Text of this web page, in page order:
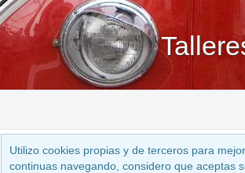
Utilizo cookies propias y de terceros para
continuas navegando, considero que aceptas